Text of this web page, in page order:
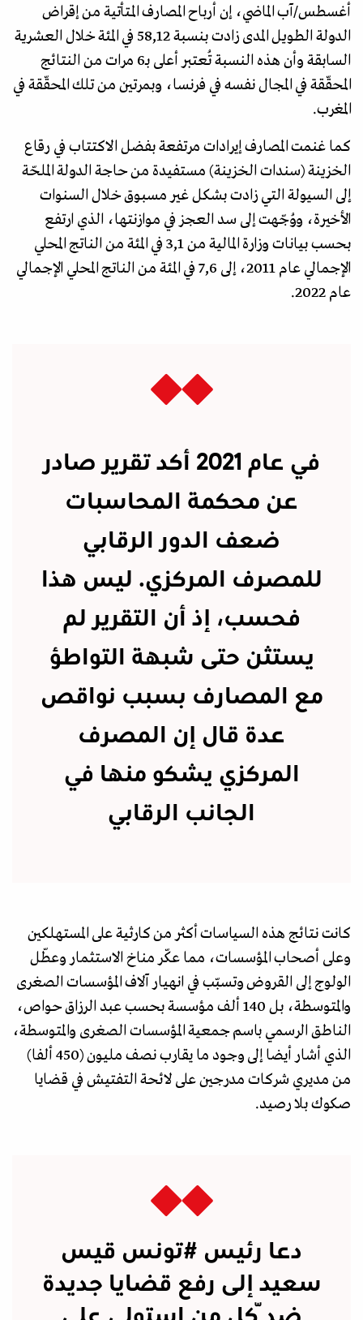
أغسطس/آب الماضي، إن أرباح المصارف المـتأتية من إقراض
الدولة الطويل المدى زادت بنسبة 58,12 في المئة خلال العشرية
السابقة وأن هذه النسبة تُعتبر أعلى بـ6 مرات من النتائج
المحقّقة في المجال نفسه في فرنسا، وبمرتين من تلك المحقّقة في
المغرب.
كما غنمت المصارف إيرادات مرتفعة بفضل الاكتتاب في رقاع
الخزينة (سندات الخزينة) مستفيدة من حاجة الدولة الملحّة
إلى السيولة التي زادت بشكل غير مسبوق خلال السنوات
الأخيرة، ووُجّهت إلى سد العجز في موازنتها، الذي ارتفع
بحسب بيانات وزارة المالية من 3,1 في المئة من الناتج المحلي
الإجمالي عام 2011، إلى 7,6 في المئة من الناتج المحلي الإجمالي
عام 2022.
في عام 2021 أكد تقرير صادر
عن محكمة المحاسبات
ضعف الدور الرقابي
للمصرف المركزي. ليس هذا
فحسب، إذ أن التقرير لم
يستثن حتى شبهة التواطؤ
مع المصارف بسبب نواقص
عدة قال إن المصرف
المركزي يشكو منها في
الجانب الرقابي
كانت نتائج هذه السياسات أكثر من كارثية على المستهلكين
وعلى أصحاب المؤسسات، مما عكّر مناخ الاستثمار وعطّل
الولوج إلى القروض وتسبّب في انهيار آلاف المؤسسات الصغرى
والمتوسطة، بل 140 ألف مؤسسة بحسب عبد الرزاق حواص،
الناطق الرسمي باسم جمعية المؤسسات الصغرى والمتوسطة،
الذي أشار أيضا إلى وجود ما يقارب نصف مليون (450 ألفا)
من مديري شركات مدرجين على لائحة التفتيش في قضايا
صكوك بلا رصيد.
دعا رئيس #تونس قيس
سعيد إلى رفع قضايا جديدة